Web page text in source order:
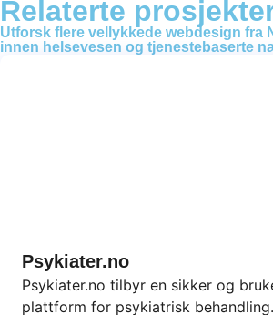
Relaterte
Utforsk flere vellykkede webdesign fra
innen helsevesen og tjenestebaserte
Psykiater.no
Psykiater.no tilbyr en sikker og
plattform for psykiatrisk behandling.